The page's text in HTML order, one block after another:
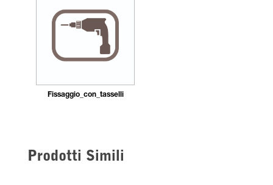
Fissaggio_con_tasselli
Prodotti Simili